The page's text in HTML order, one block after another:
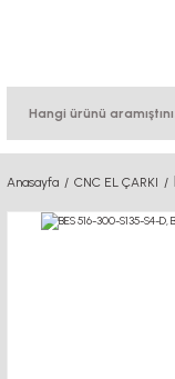
Anasayfa CNC EL ÇARKI